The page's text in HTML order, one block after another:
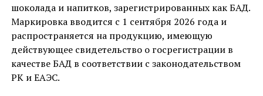
шоколада и напитков, зарегистрированных как БАД.
Маркировка вводится с 1 сентября 2026 года и
распространяется на продукцию, имеющую
действующее свидетельство о госрегистрации в
качестве БАД в соответствии с законодательством
РК и ЕАЭС.